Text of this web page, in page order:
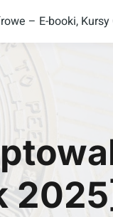
– E-booki,